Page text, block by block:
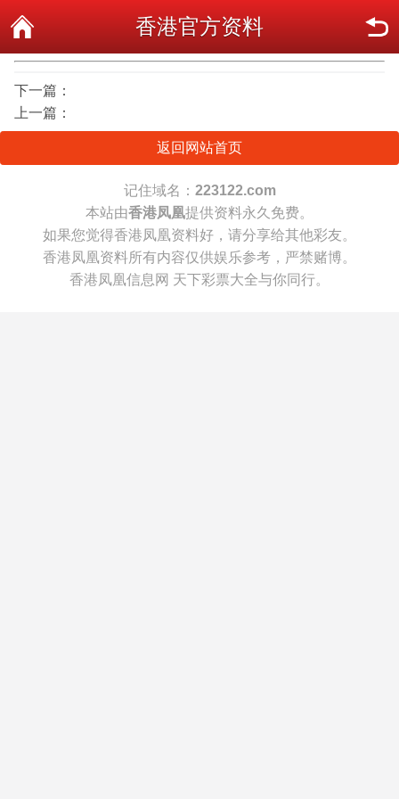
香港官方资料
下一篇：
上一篇：
返回网站首页
记住域名： 223122.com
本站由香港凤凰提供资料永久免费。
如果您觉得香港凤凰资料好，请分享给其他彩友。
香港凤凰资料所有内容仅供娱乐参考，严禁赌博。
香港凤凰信息网 天下彩票大全与你同行。